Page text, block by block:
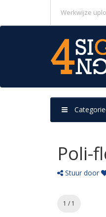
Werkwijze
Poli-
Stuur door
1 / 1